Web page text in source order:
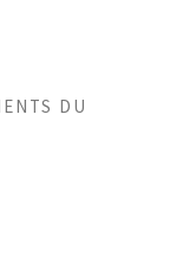
DU